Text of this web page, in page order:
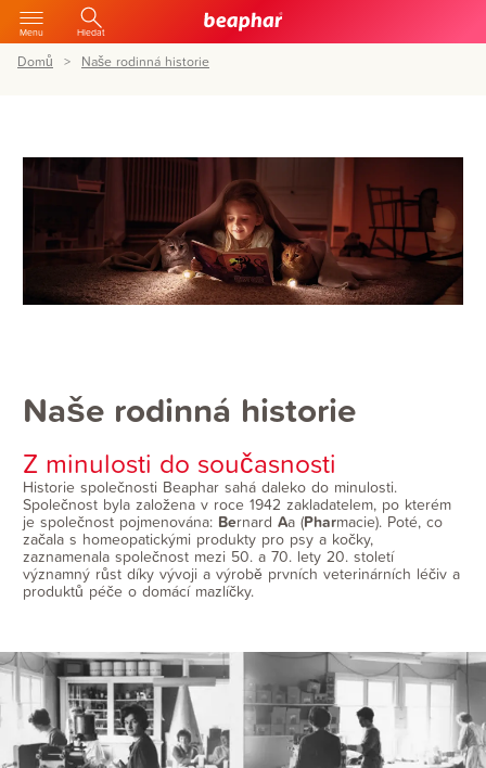
Menu Hledat
Domů Naše rodinná historie
Naše rodinná historie
Z minulosti do současnosti
Historie společnosti Beaphar sahá daleko do minulosti.
Společnost byla založena v roce 1942 zakladatelem, po kterém
je společnost pojmenována: Bernard Aa (Pharmacie). Poté, co
začala s homeopatickými produkty pro psy a kočky,
zaznamenala společnost mezi 50. a 70. lety 20. století
významný růst díky vývoji a výrobě prvních veterinárních léčiv a
produktů péče o domácí mazlíčky.